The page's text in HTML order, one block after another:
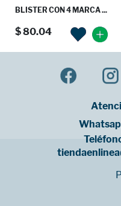
BLISTER CON 4 MARCA ...
$ 80.04